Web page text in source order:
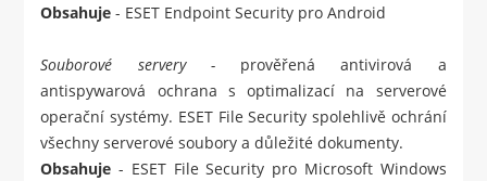
Obsahuje - ESET Endpoint Security pro Android
Souborové servery - prověřená antivirová a
antispywarová ochrana s optimalizací na serverové
operační systémy. ESET File Security spolehlivě ochrání
všechny serverové soubory a důležité dokumenty.
Obsahuje - ESET File Security pro Microsoft Windows